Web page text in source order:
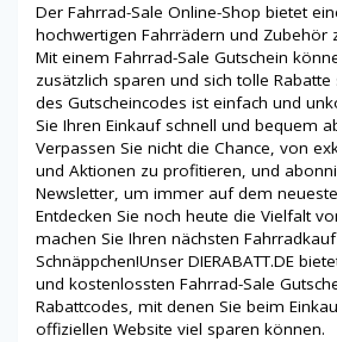
Der Fahrrad-Sale Online-Shop bietet
hochwertigen Fahrrädern und Zubehör
Mit einem Fahrrad-Sale Gutschein
zusätzlich sparen und sich tolle Rabatte
des Gutscheincodes ist einfach und
Sie Ihren Einkauf schnell und bequem
Verpassen Sie nicht die Chance, von
und Aktionen zu profitieren, und
Newsletter, um immer auf dem
Entdecken Sie noch heute die Vielfalt
machen Sie Ihren nächsten
Schnäppchen!Unser DIERABATT.DE
und kostenlossten Fahrrad-Sale
Rabattcodes, mit denen Sie beim
offiziellen Website viel sparen können.